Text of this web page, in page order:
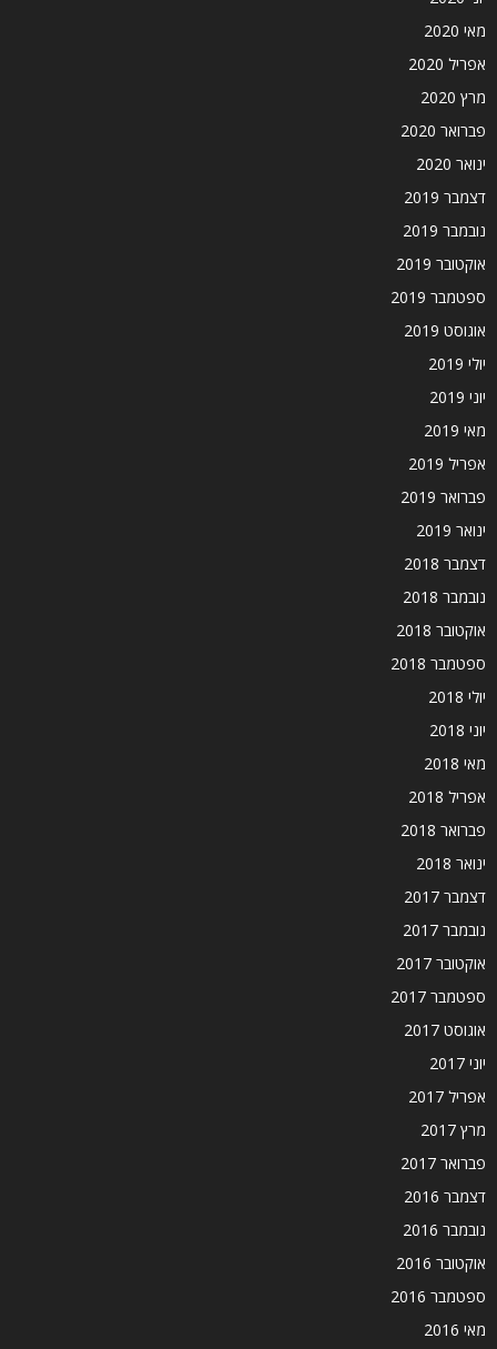
מאי 2020
אפריל 2020
מרץ 2020
פברואר 2020
ינואר 2020
דצמבר 2019
נובמבר 2019
אוקטובר 2019
ספטמבר 2019
אוגוסט 2019
יולי 2019
יוני 2019
מאי 2019
אפריל 2019
פברואר 2019
ינואר 2019
דצמבר 2018
נובמבר 2018
אוקטובר 2018
ספטמבר 2018
יולי 2018
יוני 2018
מאי 2018
אפריל 2018
פברואר 2018
ינואר 2018
דצמבר 2017
נובמבר 2017
אוקטובר 2017
ספטמבר 2017
אוגוסט 2017
יוני 2017
אפריל 2017
מרץ 2017
פברואר 2017
דצמבר 2016
נובמבר 2016
אוקטובר 2016
ספטמבר 2016
מאי 2016